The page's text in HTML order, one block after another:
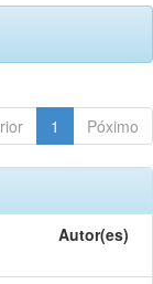
1 Póximo
Autor(es)